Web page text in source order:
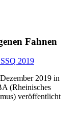
Fahnen
2019
2019 in
(Rheinisches
veröffentlicht